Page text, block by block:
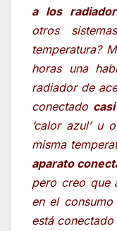
a los
otros
temperatura?
horas una
radiador de
conectado
‘calor azul’ u
misma
aparato
pero creo que
en el
está conectado